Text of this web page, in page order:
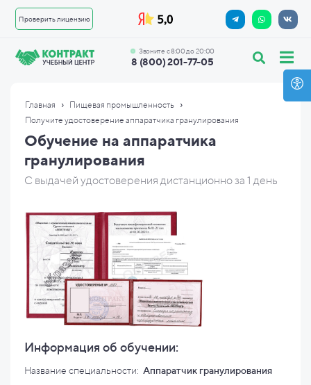
Проверить лицензию
8 (800) 201-77-05
Звоните с 8:00 до 20:00
Главная › Пищевая промышленность ›
Получите удостоверение аппаратчика гранулирования
Обучение на аппаратчика
гранулирования
С выдачей удостоверения дистанционно за 1 день
Информация об обучении:
Название специальности: Аппаратчик гранулирования